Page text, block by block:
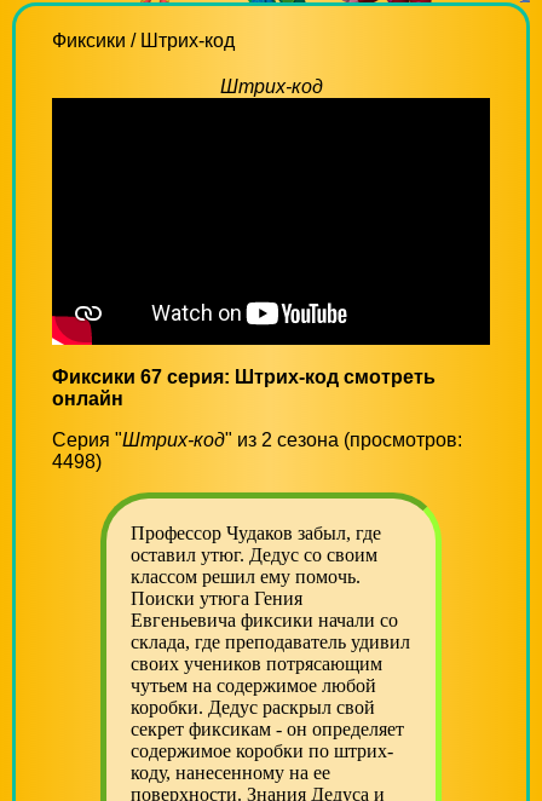
Фиксики / Штрих-код
Штрих-код
Фиксики 67 серия: Штрих-код смотреть
онлайн
Серия "Штрих-код" из 2 сезона (просмотров:
4498)
Профессор Чудаков забыл, где
оставил утюг. Дедус со своим
классом решил ему помочь.
Поиски утюга Гения
Евгеньевича фиксики начали со
склада, где преподаватель удивил
своих учеников потрясающим
чутьем на содержимое любой
коробки. Дедус раскрыл свой
секрет фиксикам - он определяет
содержимое коробки по штрих-
коду, нанесенному на ее
поверхности. Знания Дедуса и